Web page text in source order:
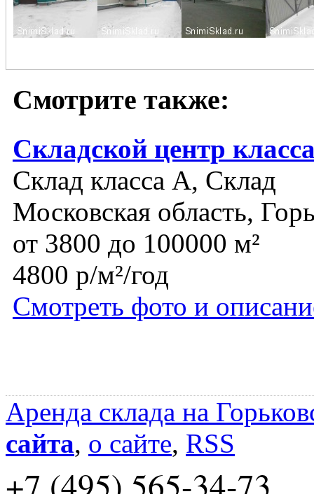
Смотрите также:
Складской центр
Склад класса A, Склад
Московская область,
от 3800 до 100000 м²
4800 р/м²/год
Смотреть фото и
Аренда склада на
сайта, о сайте, RSS
+7 (495) 565-34-73